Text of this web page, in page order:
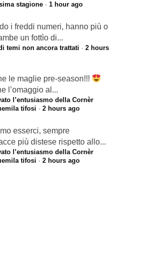
stagione · 1 hour ago
i freddi numeri, hanno più o
un fottìo di...
temi non ancora trattati · 2 hours
le maglie pre-season!!!
l’omaggio al...
l’entusiasmo della Cornèr
tifosi · 2 hours ago
esserci, sempre
più distese rispetto allo...
l’entusiasmo della Cornèr
tifosi · 2 hours ago